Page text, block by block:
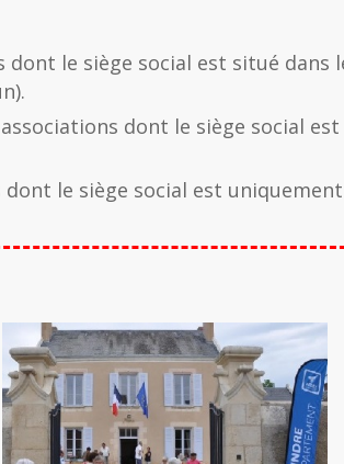
dont le siège social est situé dans
dont le siège social
dont le siège social est